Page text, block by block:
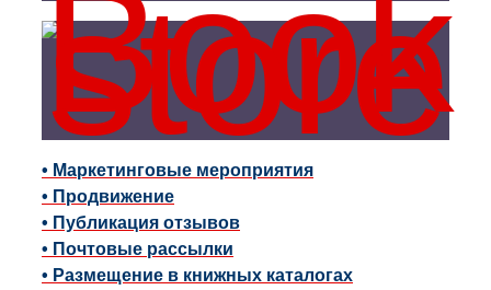
• Маркетинговые мероприятия
• Продвижение
• Публикация отзывов
• Почтовые рассылки
• Размещение в книжных каталогах